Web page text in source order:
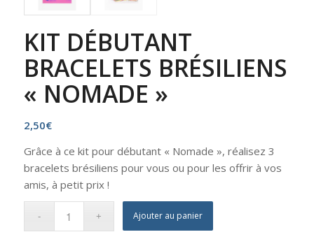
KIT DÉBUTANT
BRACELETS BRÉSILIENS
« NOMADE »
2,50€
Grâce à ce kit pour débutant « Nomade », réalisez 3
bracelets brésiliens pour vous ou pour les offrir à vos
amis, à petit prix !
Ajouter au panier